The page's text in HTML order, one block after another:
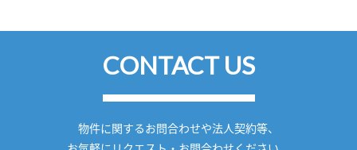
CONTACT US
物件に関するお問合わせや法人契約等、